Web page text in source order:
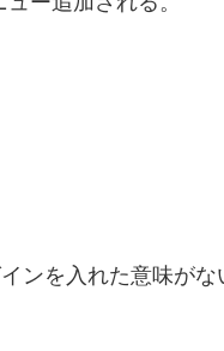
ンを入れた意味が